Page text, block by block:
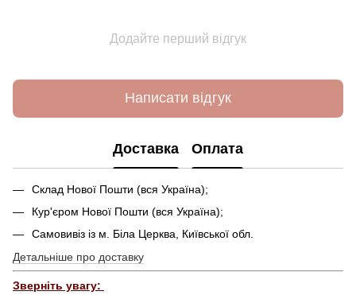
Додайте перший відгук
Написати відгук
Доставка Оплата
Склад Нової Пошти (вся Україна);
Кур'єром Нової Пошти (вся Україна);
Самовивіз із м. Біла Церква, Київської обл.
Детальніше про доставку
Зверніть увагу: